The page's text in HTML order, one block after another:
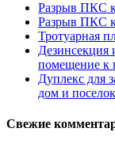
Разрыв ПКС
Разрыв ПКС
Тротуарная
Дезинсекция
помещение к
Дуплекс для
дом и поселок
Свежие